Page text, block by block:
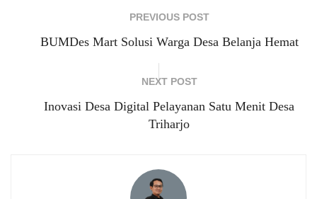
PREVIOUS POST
BUMDes Mart Solusi Warga Desa Belanja Hemat
NEXT POST
Inovasi Desa Digital Pelayanan Satu Menit Desa
Triharjo